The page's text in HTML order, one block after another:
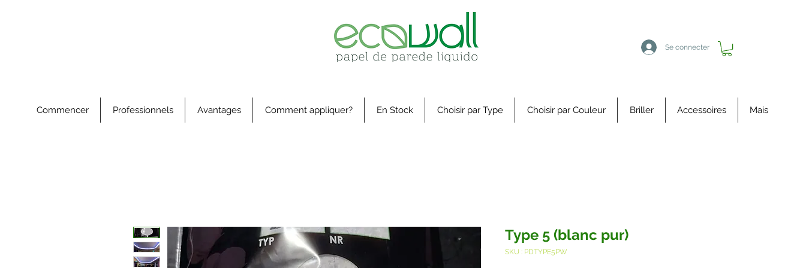
Se connecter
Commencer Professionnels Avantages Comment appliquer? En Stock Choisir par Type Choisir par Couleur Briller Accessoires Mais
Type 5 (blanc pur)
SKU : PDTYPE5PW